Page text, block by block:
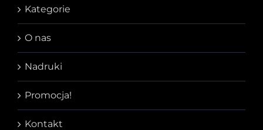
Kategorie
O nas
Nadruki
Promocja!
Kontakt